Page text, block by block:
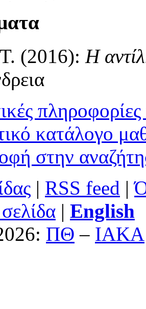
(2016): Η
κατάλογο
στην
| RSS feed |
| English
ΠΘ – ΙΑΚΑ